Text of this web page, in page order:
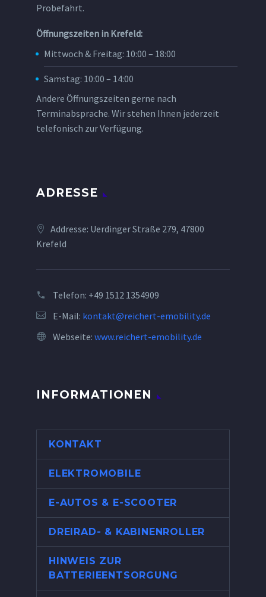
Probefahrt.
Öffnungszeiten in Krefeld:
Mittwoch & Freitag: 10:00 – 18:00
Samstag: 10:00 – 14:00
Andere Öffnungszeiten gerne nach
Terminabsprache. Wir stehen Ihnen jederzeit
telefonisch zur Verfügung.
ADRESSE
Addresse: Uerdinger Straße 279, 47800
Krefeld
Telefon: +49 1512 1354909
E-Mail: kontakt@reichert-emobility.de
Webseite: www.reichert-emobility.de
INFORMATIONEN
KONTAKT
ELEKTROMOBILE
E-AUTOS & E-SCOOTER
DREIRAD- & KABINENROLLER
HINWEIS ZUR
BATTERIEENTSORGUNG